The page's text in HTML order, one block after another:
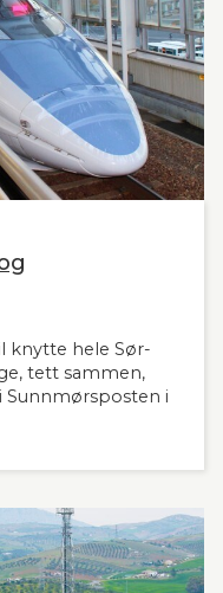
knytte hele Sør-
tett sammen,
Sunnmørsposten i